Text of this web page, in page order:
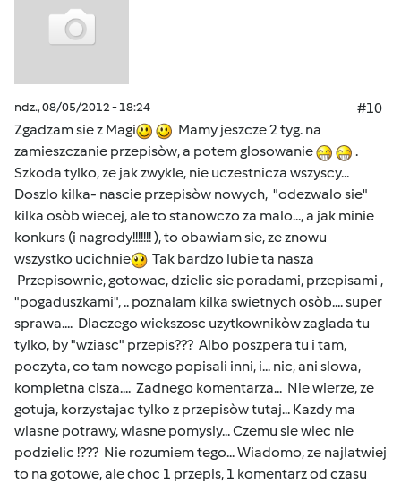
ndz., 08/05/2012 - 18:24
#10
Zgadzam sie z Magi
Mamy jeszcze 2 tyg. na
zamieszczanie przepisòw, a potem glosowanie
.
Szkoda tylko, ze jak zwykle, nie uczestnicza wszyscy...
Doszlo kilka- nascie przepisòw nowych, "odezwalo sie"
kilka osòb wiecej, ale to stanowczo za malo..., a jak minie
konkurs (i nagrody!!!!!!! ), to obawiam sie, ze znowu
wszystko ucichnie
Tak bardzo lubie ta nasza
Przepisownie, gotowac, dzielic sie poradami, przepisami ,
"pogaduszkami", .. poznalam kilka swietnych osòb.... super
sprawa.... Dlaczego wiekszosc uzytkownikòw zaglada tu
tylko, by "wziasc" przepis??? Albo poszpera tu i tam,
poczyta, co tam nowego popisali inni, i... nic, ani slowa,
kompletna cisza.... Zadnego komentarza... Nie wierze, ze
gotuja, korzystajac tylko z przepisòw tutaj... Kazdy ma
wlasne potrawy, wlasne pomysly... Czemu sie wiec nie
podzielic !??? Nie rozumiem tego... Wiadomo, ze najlatwiej
to na gotowe, ale choc 1 przepis, 1 komentarz od czasu